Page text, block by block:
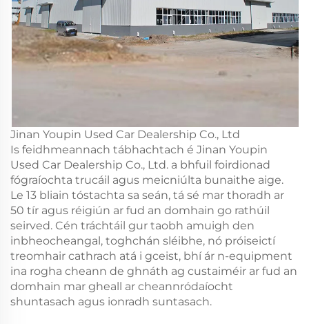
Jinan Youpin Used Car Dealership Co., Ltd
Is feidhmeannach tábhachtach é Jinan Youpin
Used Car Dealership Co., Ltd. a bhfuil foirdionad
fógraíochta trucáil agus meicniúlta bunaithe aige.
Le 13 bliain tóstachta sa seán, tá sé mar thoradh ar
50 tír agus réigiún ar fud an domhain go rathúil
seirved. Cén tráchtáil gur taobh amuigh den
inbheocheangal, toghchán sléibhe, nó próiseictí
treomhair cathrach atá i gceist, bhí ár n-equipment
ina rogha cheann de ghnáth ag custaiméir ar fud an
domhain mar gheall ar cheannródaíocht
shuntasach agus ionradh suntasach.